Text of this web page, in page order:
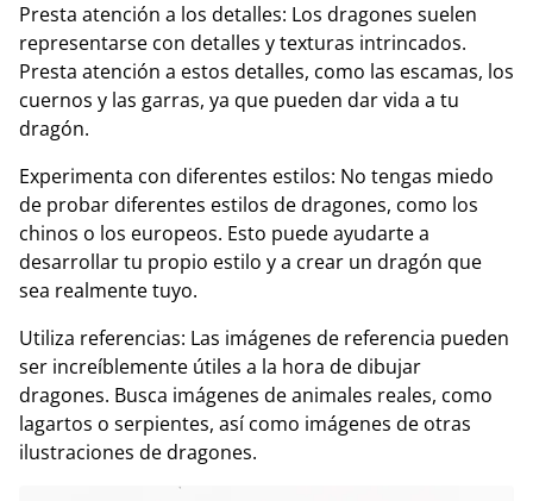
Presta atención a los detalles: Los dragones suelen
representarse con detalles y texturas intrincados.
Presta atención a estos detalles, como las escamas, los
cuernos y las garras, ya que pueden dar vida a tu
dragón.
Experimenta con diferentes estilos: No tengas miedo
de probar diferentes estilos de dragones, como los
chinos o los europeos. Esto puede ayudarte a
desarrollar tu propio estilo y a crear un dragón que
sea realmente tuyo.
Utiliza referencias: Las imágenes de referencia pueden
ser increíblemente útiles a la hora de dibujar
dragones. Busca imágenes de animales reales, como
lagartos o serpientes, así como imágenes de otras
ilustraciones de dragones.